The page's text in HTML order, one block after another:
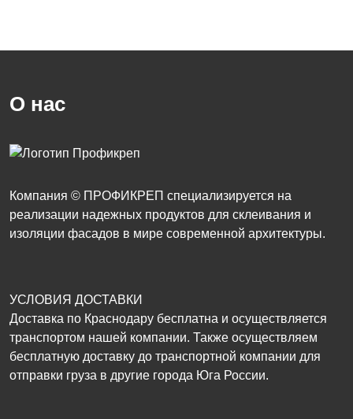
О нас
Компания © ПРОФИКРЕП специализируется на
реализации надежных продуктов для склеивания и
изоляции фасадов в мире современной архитектуры.
УСЛОВИЯ ДОСТАВКИ
Доставка по Краснодару бесплатна и осуществляется
транспортом нашей компании. Также осуществляем
бесплатную доставку до транспортной компании для
отправки груза в другие города Юга России.